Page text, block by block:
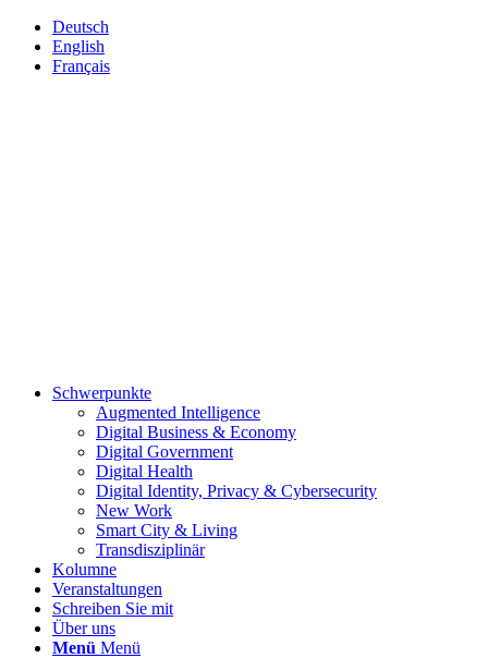
Deutsch
English
Français
Schwerpunkte
Augmented Intelligence
Digital Business & Economy
Digital Government
Digital Health
Digital Identity, Privacy & Cybersecurity
New Work
Smart City & Living
Transdisziplinär
Kolumne
Veranstaltungen
Schreiben Sie mit
Über uns
Menü Menü